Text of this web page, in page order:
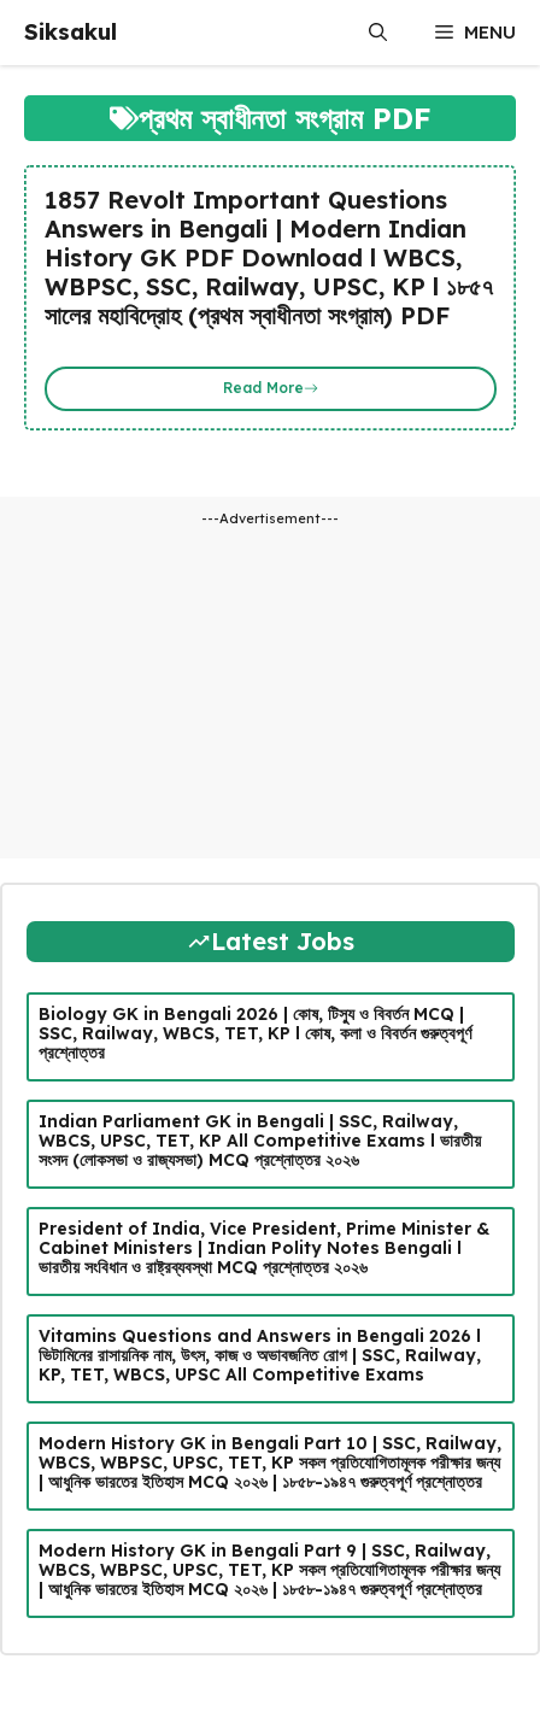
content
Siksakul MENU
প্রথম স্বাধীনতা সংগ্রাম PDF
1857 Revolt Important Questions
Answers in Bengali | Modern Indian
History GK PDF Download l WBCS,
WBPSC, SSC, Railway, UPSC, KP l ১৮৫৭
সালের মহাবিদ্রোহ (প্রথম স্বাধীনতা সংগ্রাম) PDF
Read More
---Advertisement---
Latest Jobs
Biology GK in Bengali 2026 | কোষ, টিস্যু ও বিবর্তন MCQ |
SSC, Railway, WBCS, TET, KP l কোষ, কলা ও বিবর্তন গুরুত্বপূর্ণ
প্রশ্নোত্তর
Indian Parliament GK in Bengali | SSC, Railway,
WBCS, UPSC, TET, KP All Competitive Exams l ভারতীয়
সংসদ (লোকসভা ও রাজ্যসভা) MCQ প্রশ্নোত্তর ২০২৬
President of India, Vice President, Prime Minister &
Cabinet Ministers | Indian Polity Notes Bengali l
ভারতীয় সংবিধান ও রাষ্ট্রব্যবস্থা MCQ প্রশ্নোত্তর ২০২৬
Vitamins Questions and Answers in Bengali 2026 l
ভিটামিনের রাসায়নিক নাম, উৎস, কাজ ও অভাবজনিত রোগ | SSC, Railway,
KP, TET, WBCS, UPSC All Competitive Exams
Modern History GK in Bengali Part 10 | SSC, Railway,
WBCS, WBPSC, UPSC, TET, KP সকল প্রতিযোগিতামূলক পরীক্ষার জন্য
| আধুনিক ভারতের ইতিহাস MCQ ২০২৬ | ১৮৫৮-১৯৪৭ গুরুত্বপূর্ণ প্রশ্নোত্তর
Modern History GK in Bengali Part 9 | SSC, Railway,
WBCS, WBPSC, UPSC, TET, KP সকল প্রতিযোগিতামূলক পরীক্ষার জন্য
| আধুনিক ভারতের ইতিহাস MCQ ২০২৬ | ১৮৫৮-১৯৪৭ গুরুত্বপূর্ণ প্রশ্নোত্তর